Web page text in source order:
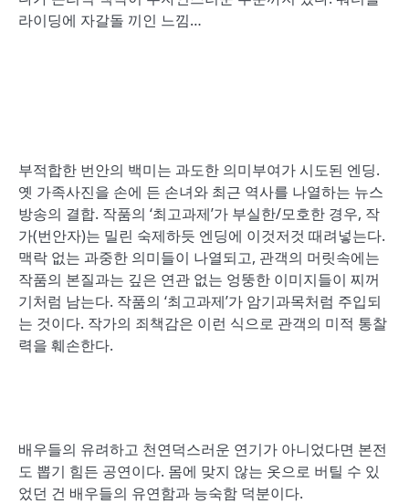
라이딩에 자갈돌 끼인 느낌…
부적합한 번안의 백미는 과도한 의미부여가 시도된 엔딩.
옛 가족사진을 손에 든 손녀와 최근 역사를 나열하는 뉴스
방송의 결합. 작품의 ‘최고과제’가 부실한/모호한 경우, 작
가(번안자)는 밀린 숙제하듯 엔딩에 이것저것 때려넣는다.
맥락 없는 과중한 의미들이 나열되고, 관객의 머릿속에는
작품의 본질과는 깊은 연관 없는 엉뚱한 이미지들이 찌꺼
기처럼 남는다. 작품의 ‘최고과제’가 암기과목처럼 주입되
는 것이다. 작가의 죄책감은 이런 식으로 관객의 미적 통찰
력을 훼손한다.
배우들의 유려하고 천연덕스러운 연기가 아니었다면 본전
도 뽑기 힘든 공연이다. 몸에 맞지 않는 옷으로 버틸 수 있
었던 건 배우들의 유연함과 능숙함 덕분이다.